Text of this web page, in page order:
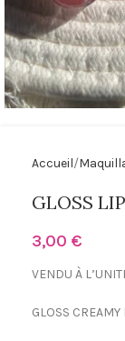
Accueil
GLOSS
3,00 €
VENDU À
GLOSS